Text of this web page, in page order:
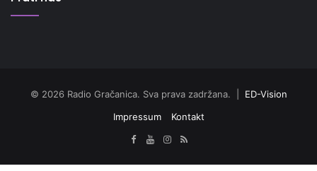
© 2026 Radio Gračanica. Sva prava zadržana. | ED-Vision
Impressum
Kontakt